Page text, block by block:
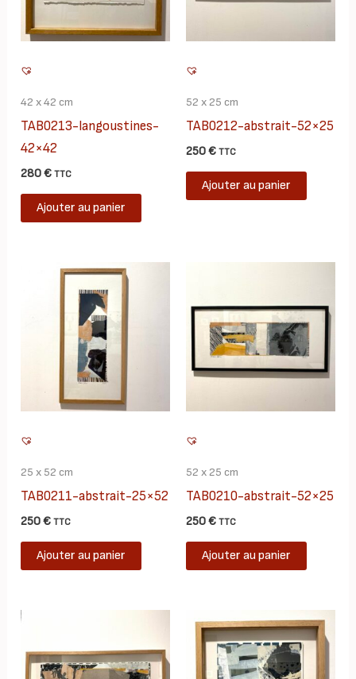
42 x 42 cm
TAB0213-langoustines-
42×42
280€ TTC
Ajouter au panier
52 x 25 cm
TAB0212-abstrait-52×25
250€ TTC
Ajouter au panier
25 x 52 cm
TAB0211-abstrait-25×52
250€ TTC
Ajouter au panier
52 x 25 cm
TAB0210-abstrait-52×25
250€ TTC
Ajouter au panier